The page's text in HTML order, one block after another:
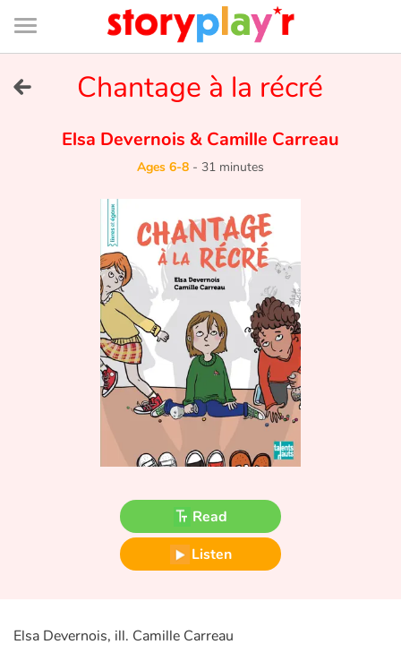
Connexion
Bibliothèque
de
page
Tales and classics in french
Fable, myth, literature and poetry
Princesses and princes, kings, queens and dragons
Ogres, monsters and witches
Heroines and Heroes
The animals
Chantage à la récré
Elsa Devernois & Camille Carreau
Ages 6-8 - 31 minutes
Read
Listen
Elsa Devernois, ill. Camille Carreau